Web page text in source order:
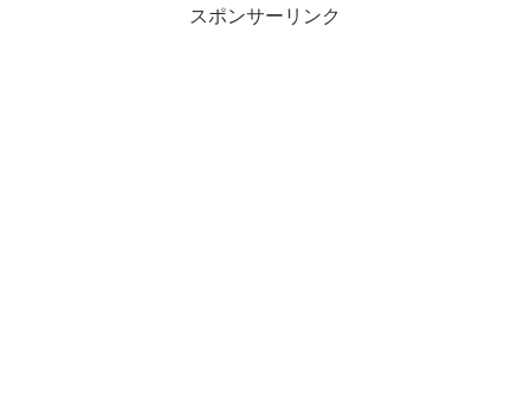
スポンサーリンク